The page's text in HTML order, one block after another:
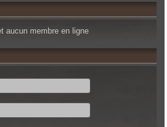
aucun membre en ligne